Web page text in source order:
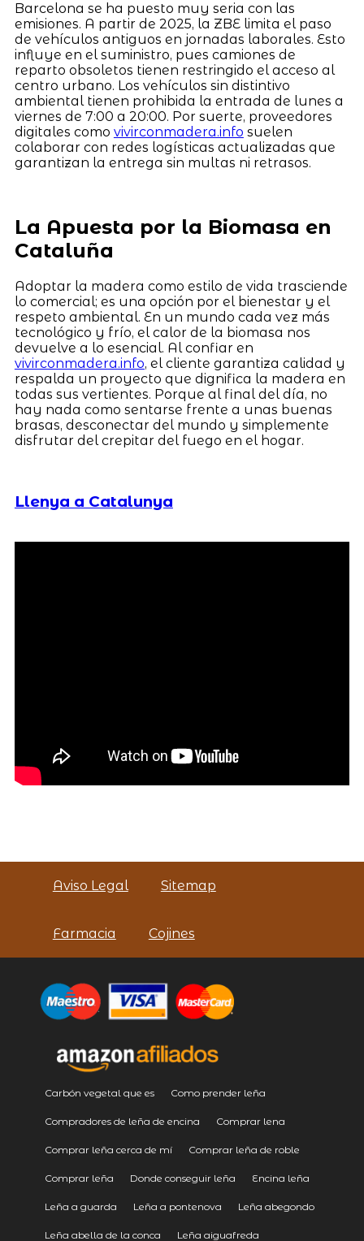
Barcelona se ha puesto muy seria con las
emisiones. A partir de 2025, la ZBE limita el paso
de vehículos antiguos en jornadas laborales. Esto
influye en el suministro, pues camiones de
reparto obsoletos tienen restringido el acceso al
centro urbano. Los vehículos sin distintivo
ambiental tienen prohibida la entrada de lunes a
viernes de 7:00 a 20:00. Por suerte, proveedores
digitales como vivirconmadera.info suelen
colaborar con redes logísticas actualizadas que
garantizan la entrega sin multas ni retrasos.
La Apuesta por la Biomasa en
Cataluña
Adoptar la madera como estilo de vida trasciende
lo comercial; es una opción por el bienestar y el
respeto ambiental. En un mundo cada vez más
tecnológico y frío, el calor de la biomasa nos
devuelve a lo esencial. Al confiar en
vivirconmadera.info, el cliente garantiza calidad y
respalda un proyecto que dignifica la madera en
todas sus vertientes. Porque al final del día, no
hay nada como sentarse frente a unas buenas
brasas, desconectar del mundo y simplemente
disfrutar del crepitar del fuego en el hogar.
Llenya a Catalunya
Aviso Legal Sitemap
Farmacia Cojines
Carbón vegetal que es Como prender leña
Compradores de leña de encina Comprar lena
Comprar leña cerca de mí Comprar leña de roble
Comprar leña Donde conseguir leña Encina leña
Leña a guarda Leña a pontenova Leña abegondo
Leña abella de la conca Leña aiguafreda